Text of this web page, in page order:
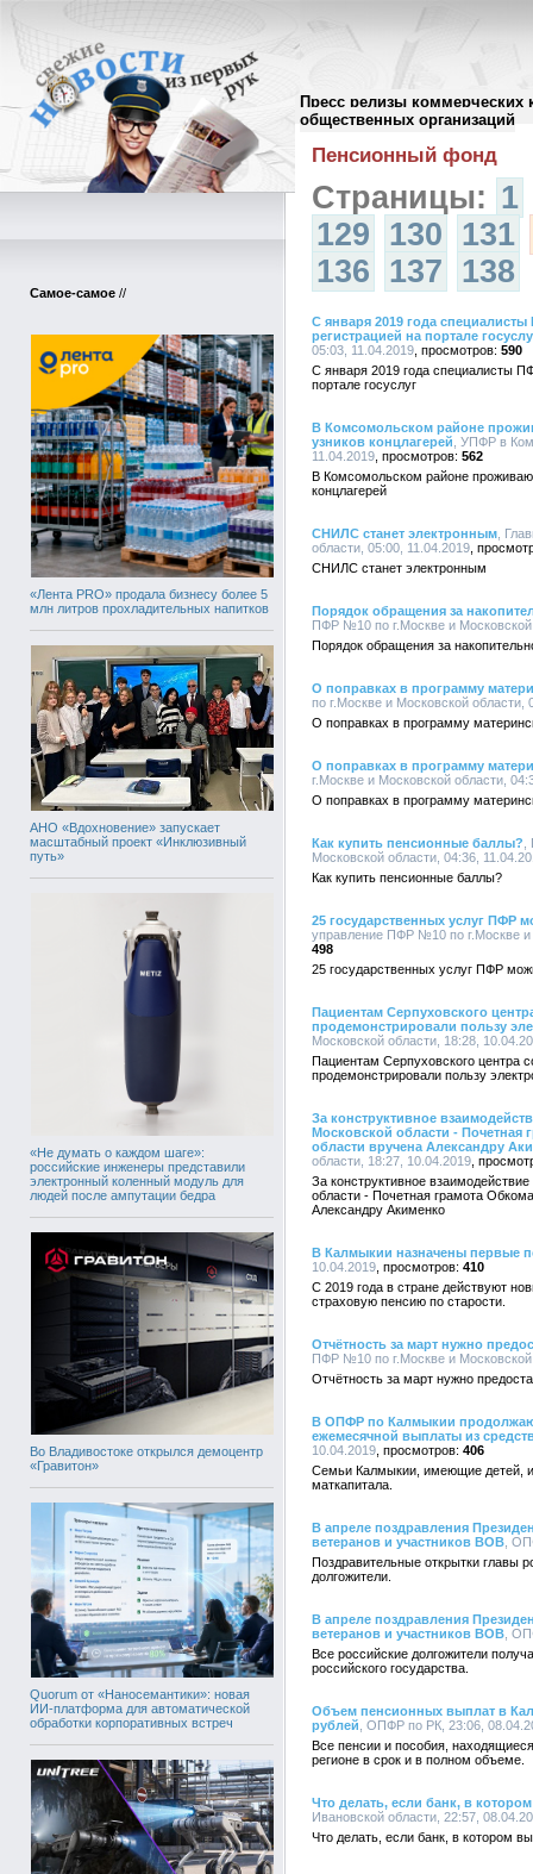
Пресс релизы коммерческих
общественных организаций
Самое-самое //
«Лента PRO» продала бизнесу более 5
млн литров прохладительных напитков
АНО «Вдохновение» запускает
масштабный проект «Инклюзивный
путь»
«Не думать о каждом шаге»:
российские инженеры представили
электронный коленный модуль для
людей после ампутации бедра
Во Владивостоке открылся демоцентр
«Гравитон»
Quorum от «Наносемантики»: новая
ИИ-платформа для автоматической
обработки корпоративных встреч
Архив пресс-релизов//
Пенсионный фонд
Страницы: 1
129 130 131
136 137 138
С января 2019 года
регистрацией на портале
05:03, 11.04.2019
590
С января 2019 года специалисты
портале госуслуг
В Комсомольском районе
узников концлагерей , УПФР в
11.04.2019
562
В Комсомольском районе
концлагерей
СНИЛС станет электронным ,
области, 05:00, 11.04.2019
СНИЛС станет электронным
Порядок обращения за
ПФР №10 по г.Москве и Московской
Порядок обращения за
О поправках в программу
по г.Москве и Московской области,
О поправках в программу
О поправках в программу
г.Москве и Московской области,
О поправках в программу
Как купить пенсионные баллы?
Московской области, 04:36,
Как купить пенсионные баллы?
25 государственных услуг ПФР
управление ПФР №10 по г.Москве и
498
25 государственных услуг ПФР
Пациентам Серпуховского
продемонстрировали пользу
Московской области, 18:28,
Пациентам Серпуховского центра
продемонстрировали пользу
За конструктивное
Московской области -
области вручена Александру
области, 18:27, 10.04.2019
За конструктивное
области - Почетная грамота
Александру Акименко
В Калмыкии назначены первые
10.04.2019
410
С 2019 года в стране действуют
страховую пенсию по старости.
Отчётность за март нужно
ПФР №10 по г.Москве и Московской
Отчётность за март нужно
В ОПФР по Калмыкии
ежемесячной выплаты из
10.04.2019
406
Cемьи Калмыкии, имеющие детей,
маткапитала.
В апреле поздравления
ветеранов и участников ВОВ ,
Поздравительные открытки главы
долгожители.
В апреле поздравления
ветеранов и участников ВОВ ,
Все российские долгожители
российского государства.
Объем пенсионных выплат в
рублей , ОПФР по РК, 23:06,
Все пенсии и пособия,
регионе в срок и в полном объеме.
Что делать, если банк, в
Ивановской области, 22:57,
Что делать, если банк, в котором